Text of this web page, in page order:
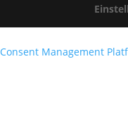
Consent Management